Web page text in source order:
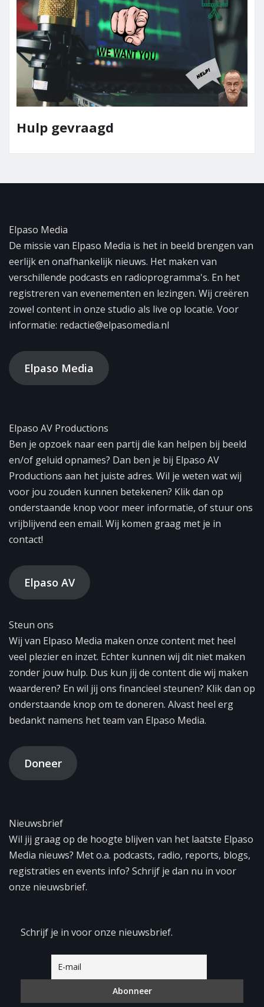
gevraagd
Elpaso Media
De missie van Elpaso Media is het in beeld brengen van
eerlijk en onafhankelijk nieuws. Het maken van
verschillende podcasts en radioprogramma's. En het
registreren van evenementen en lezingen. Wij creëren
zowel content in onze studio als live op locatie. Voor
informatie: redactie@elpasomedia.nl
Elpaso Media
Elpaso AV Productions
Ben je opzoek naar een partij die kan helpen bij beeld
en/of geluid opnames? Dan ben je bij Elpaso AV
Productions aan het juiste adres. Wil je weten wat wij
voor jou zouden kunnen betekenen? Klik dan op
onderstaande knop voor meer informatie, of stuur ons
vrijblijvend een email. Wij komen graag met je in
contact!
Elpaso AV
Steun ons
Wij van Elpaso Media maken onze content met heel
veel plezier en inzet. Echter kunnen wij dit niet maken
zonder jouw hulp. Dus kun jij de content die wij maken
waarderen? En wil jij ons financieel steunen? Klik dan op
onderstaande knop om te doneren. Alvast heel erg
bedankt namens het team van Elpaso Media.
Doneer
Nieuwsbrief
Wil jij graag op de hoogte blijven van het laatste Elpaso
Media nieuws? Met o.a. podcasts, radio, reports, blogs,
registraties en events info? Schrijf je dan nu in voor
onze nieuwsbrief.
Schrijf je in voor onze nieuwsbrief.